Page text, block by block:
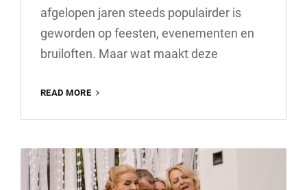
afgelopen jaren steeds populairder is
geworden op feesten, evenementen en
bruiloften. Maar wat maakt deze
READ MORE
VAN
FOTOBOOTH:
ONVERGETELIJKE
HERINNERINGEN